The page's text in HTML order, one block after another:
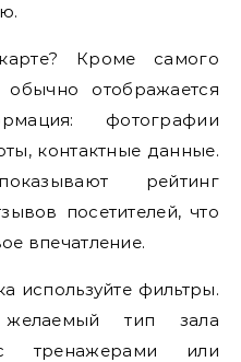
Кроме самого
отображается
фотографии
контактные данные.
рейтинг
посетителей, что
впечатление.
используйте фильтры.
тип зала
тренажерами или